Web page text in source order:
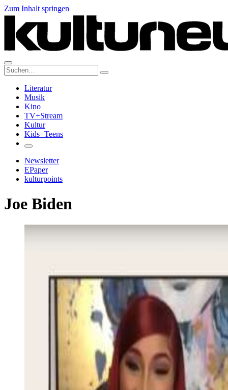
Zum Inhalt springen
Suche:
Literatur
Musik
Kino
TV+Stream
Kultur
Kids+Teens
Newsletter
EPaper
kulturpoints
Joe Biden